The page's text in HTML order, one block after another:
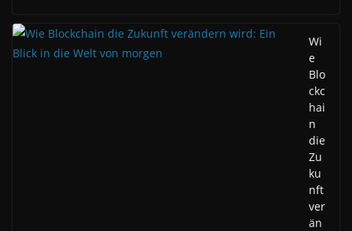
Wi
e
Blo
ckc
hai
n
die
Zu
ku
nft
ver
än